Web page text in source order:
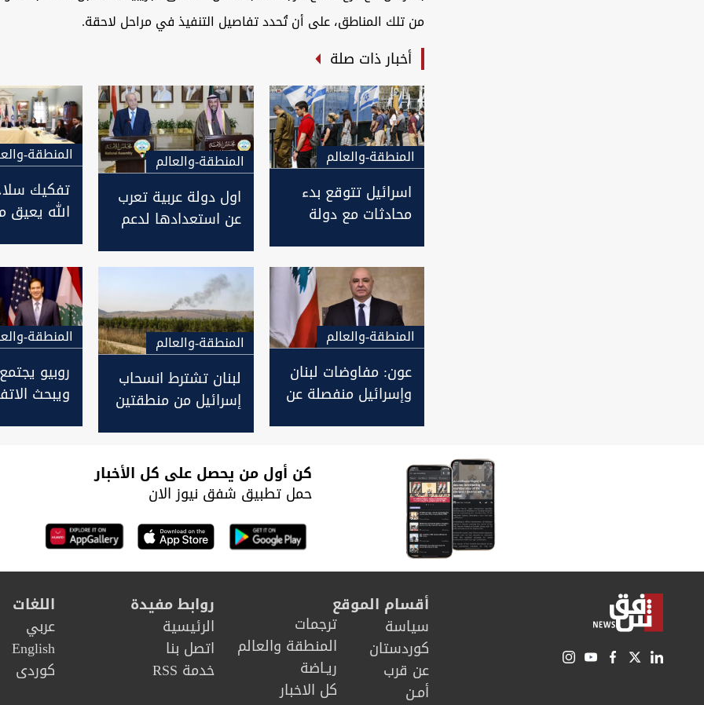
من تلك المناطق، على أن تُحدد تفاصيل التنفيذ في مراحل لاحقة.
أخبار ذات صلة
المنطقة-والعالم
اسرائيل تتوقع بدء
محادثات مع دولة
المنطقة-والعالم
اول دولة عربية تعرب
عن استعدادها لدعم
"اعتداءات إسرائيل"
المنطقة-
تفكيك
الله يعيق
المنطقة-والعالم
عون: مفاوضات لبنان
وإسرائيل منفصلة عن
المنطقة-والعالم
لبنان تشترط انسحاب
إسرائيل من منطقتين
المنطقة-
روبيو
ويبحث
كن أول من يحصل على كل الأخبار
حمل تطبيق شفق نيوز الان
أقسام الموقع
سیاسة
كوردستان
عن قرب
أمـن
ترجمات
المنطقة والعالم
ريـاضة
كل الاخبار
روابط مفيدة
الرئيسية
اتصل بنا
خدمة RSS
اللغات
عربي
English
كوردى